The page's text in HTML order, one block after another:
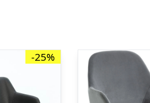
-25%